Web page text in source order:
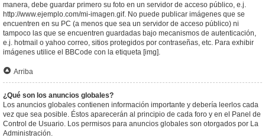
manera, debe guardar primero su foto en un servidor de acceso público, e.j.
http://www.ejemplo.com/mi-imagen.gif. No puede publicar imágenes que se
encuentren en su PC (a menos que sea un servidor de acceso público) ni
tampoco las que se encuentren guardadas bajo mecanismos de autenticación,
e.j. hotmail o yahoo correo, sitios protegidos por contraseñas, etc. Para exhibir
imágenes utilice el BBCode con la etiqueta [img].
Arriba
¿Qué son los anuncios globales?
Los anuncios globales contienen información importante y debería leerlos cada
vez que sea posible. Éstos aparecerán al principio de cada foro y en el Panel de
Control de Usuario. Los permisos para anuncios globales son otorgados por La
Administración.